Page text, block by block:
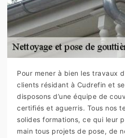
Pour mener à bien les travaux
clients résidant à Cudrefin et
disposons d’une équipe de
certifiés et aguerris. Tous nos
solides formations, ce qui leur
main tous projets de pose, de